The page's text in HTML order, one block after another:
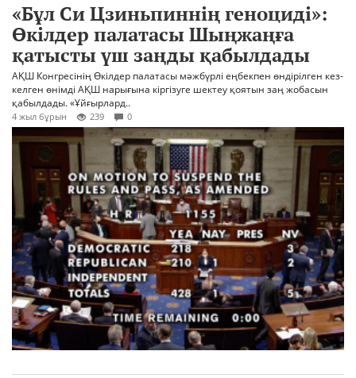
«Бұл Си Цзиньпиннің геноциді»:
Өкілдер палатасы Шыңжаңға
қатысты үш заңды қабылдады
АҚШ Конгресінің Өкілдер палатасы мәжбүрлі еңбекпен өндірілген кез-
келген өнімді АҚШ нарығына кіргізуге шектеу қоятын заң жобасын
қабылдады. «Ұйғырлард..
4 жыл бұрын 239 0